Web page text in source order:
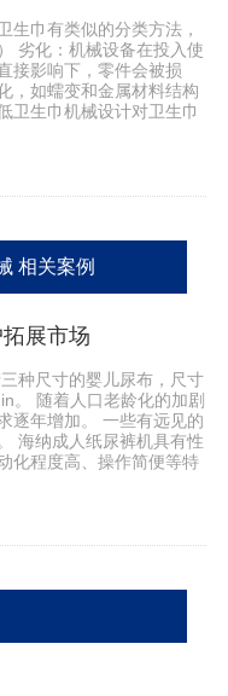
生巾有类似的分类方法，
劣化：机械设备在投入使
接影响下，零件会被损
，如蠕变和金属材料结构
卫生巾机械设计对卫生巾
相关案例
展市场
种尺寸的婴儿尿布，尺寸
。 随着人口老龄化的加剧
逐年增加。 一些有远见的
海纳成人纸尿裤机具有性
化程度高、操作简便等特